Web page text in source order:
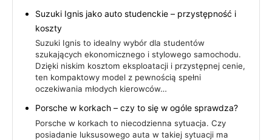
Suzuki Ignis jako auto studenckie – przystępność i
koszty
Suzuki Ignis to idealny wybór dla studentów
szukających ekonomicznego i stylowego samochodu.
Dzięki niskim kosztom eksploatacji i przystępnej cenie,
ten kompaktowy model z pewnością spełni
oczekiwania młodych kierowców…
Porsche w korkach – czy to się w ogóle sprawdza?
Porsche w korkach to niecodzienna sytuacja. Czy
posiadanie luksusowego auta w takiej sytuacji ma